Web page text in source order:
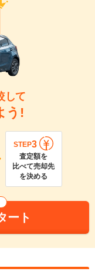
して
う!
STEP3
査定額を
比べて売却先
を決める
ート